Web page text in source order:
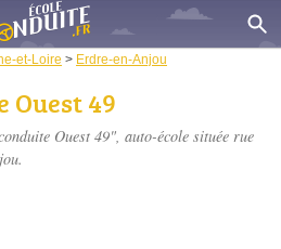
et-Loire > Erdre-en-Anjou
Ouest 49
Ouest 49", auto-école située rue